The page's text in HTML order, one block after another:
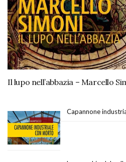
Il lupo nell’abbazia – Marcello
Capannone